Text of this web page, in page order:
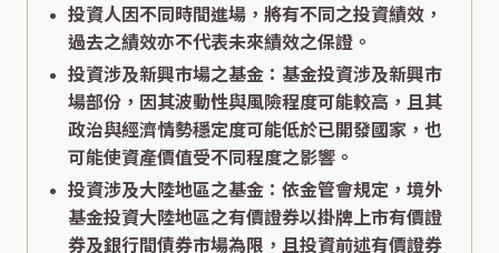
投資人因不同時間進場，將有不同之投資績效，
過去之績效亦不代表未來績效之保證。
投資涉及新興市場之基金：基金投資涉及新興市
場部份，因其波動性與風險程度可能較高，且其
政治與經濟情勢穩定度可能低於已開發國家，也
可能使資產價值受不同程度之影響。
投資涉及大陸地區之基金：依金管會規定，境外
基金投資大陸地區之有價證券以掛牌上市有價證
券及銀行間債券市場為限，且投資前述有價證券